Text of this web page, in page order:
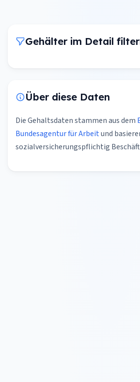
Gehälter im Detail
Über diese Daten
Die Gehaltsdaten stammen aus dem
Bundesagentur für Arbeitund
sozialversicherungspflichtig